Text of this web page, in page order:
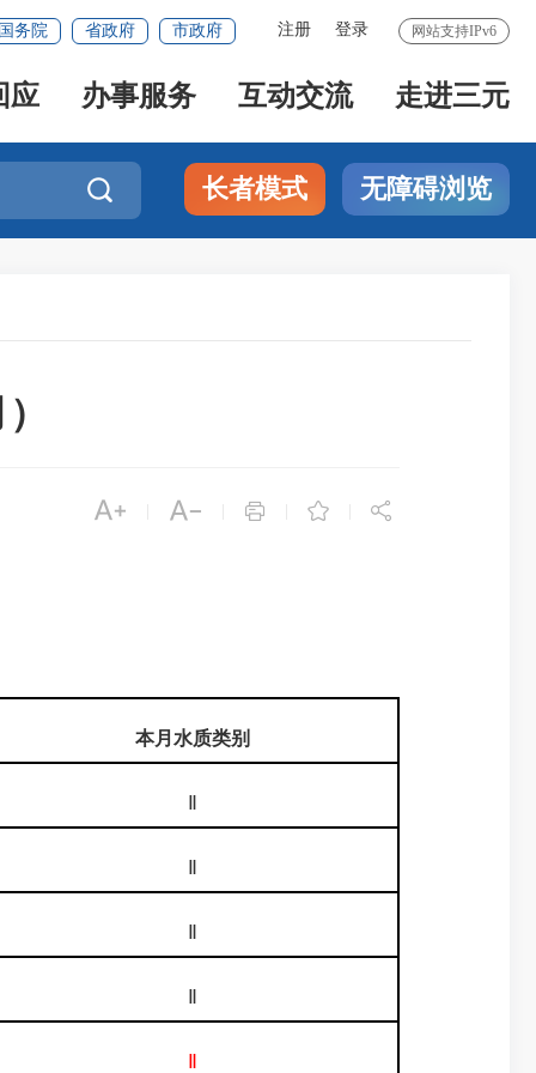
网站支持IPv6
注册 登录
国务院 省政府 市政府
应 办事服务 互动交流 走进三元
 长者模式 无障碍浏览
    
本月水质类别